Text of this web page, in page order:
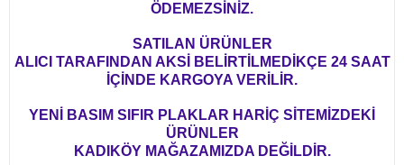
ÖDEMEZSİNİZ.
SATILAN ÜRÜNLER
ALICI TARAFINDAN AKSİ BELİRTİLMEDİKÇE 24 SAAT
İÇİNDE KARGOYA VERİLİR.
YENİ BASIM SIFIR PLAKLAR HARİÇ SİTEMİZDEKİ
ÜRÜNLER
KADIKÖY MAĞAZAMIZDA DEĞİLDİR.